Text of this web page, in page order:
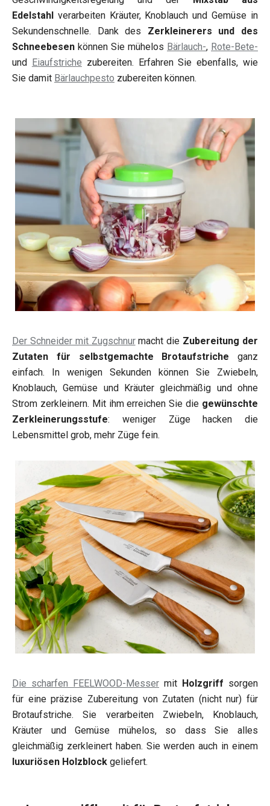
Edelstahl verarbeiten Kräuter, Knoblauch und Gemüse in
Sekundenschnelle. Dank des Zerkleinerers und des
Schneebesen können Sie mühelos Bärlauch-, Rote-Bete-
und
Eiaufstriche zubereiten. Erfahren Sie ebenfalls, wie
Sie damit Bärlauchpesto zubereiten können.
Der Schneider mit Zugschnurmacht die Zubereitung der
Zutaten für selbstgemachte Brotaufstriche ganz
einfach. In wenigen Sekunden können Sie Zwiebeln,
Knoblauch, Gemüse und Kräuter gleichmäßig und ohne
Strom zerkleinern. Mit ihm erreichen Sie die gewünschte
Zerkleinerungsstufe: weniger Züge hacken die
Lebensmittel grob, mehr Züge fein.
Die scharfen FEELWOOD-Messer mit Holzgriff sorgen
für eine präzise Zubereitung von Zutaten (nicht nur) für
Brotaufstriche. Sie verarbeiten Zwiebeln, Knoblauch,
Kräuter und Gemüse mühelos, so dass Sie alles
gleichmäßig zerkleinert haben. Sie werden auch in einem
luxuriösen Holzblock geliefert.